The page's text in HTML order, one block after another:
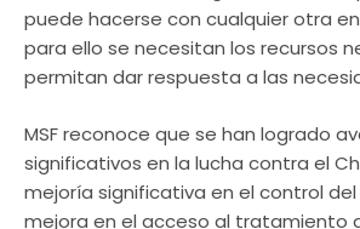
puede hacerse con cualquier otra
para ello se necesitan los recursos
permitan dar respuesta a las
MSF reconoce que se han logrado
significativos en la lucha contra el
mejoría significativa en el control
mejora en el acceso al tratamiento